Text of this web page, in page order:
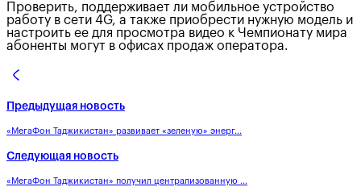
Проверить, поддерживает ли мобильное устройство
работу в сети 4G, а также приобрести нужную модель и
настроить ее для просмотра видео к Чемпионату мира
абоненты могут в офисах продаж оператора.
Предыдущая новость
«МегаФон Таджикистан» развивает «зеленую» энерг...
Следующая новость
«МегаФон Таджикистан» получил централизованную ...